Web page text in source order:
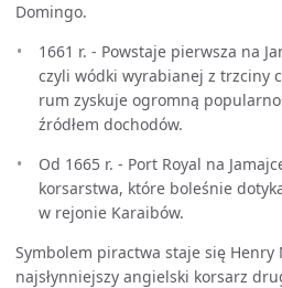
Domingo.
1661 r. - Powstaje pierwsza na
czyli wódki wyrabianej z trzciny
rum zyskuje ogromną
źródłem dochodów.
Od 1665 r. - Port Royal na
korsarstwa, które boleśnie
w rejonie Karaibów.
Symbolem piractwa staje się Henry
najsłynniejszy angielski korsarz